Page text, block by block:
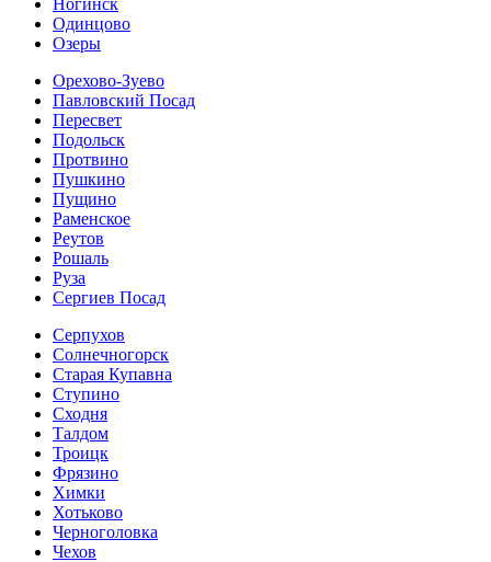
Одинцово
Озеры
Орехово-Зуево
Павловский Посад
Пересвет
Подольск
Протвино
Пушкино
Пущино
Раменское
Реутов
Рошаль
Руза
Сергиев Посад
Серпухов
Солнечногорск
Старая Купавна
Ступино
Сходня
Талдом
Троицк
Фрязино
Химки
Хотьково
Черноголовка
Чехов